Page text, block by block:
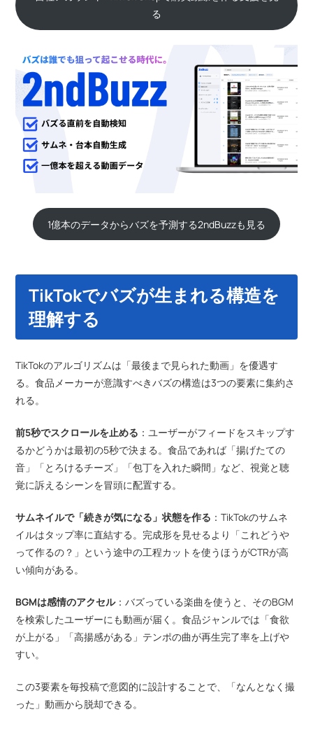
る
1億本のデータからバズを予測する2ndBuzzも見る
TikTokでバズが生まれる構造を
理解する
TikTokのアルゴリズムは「最後まで見られた動画」を優遇す
る。食品メーカーが意識すべきバズの構造は3つの要素に集約さ
れる。
前5秒でスクロールを止める ：ユーザーがフィードをスキップす
るかどうかは最初の5秒で決まる。食品であれば「揚げたての
音」「とろけるチーズ」「包丁を入れた瞬間」など、視覚と聴
覚に訴えるシーンを冒頭に配置する。
サムネイルで「続きが気になる」状態を作る ：TikTokのサムネ
イルはタップ率に直結する。完成形を見せるより「これどうや
って作るの？」という途中の工程カットを使うほうがCTRが高
い傾向がある。
BGMは感情のアクセル：バズっている楽曲を使うと、そのBGM
を検索したユーザーにも動画が届く。食品ジャンルでは「食欲
が上がる」「高揚感がある」テンポの曲が再生完了率を上げや
すい。
この3要素を毎投稿で意図的に設計することで、「なんとなく撮
った」動画から脱却できる。